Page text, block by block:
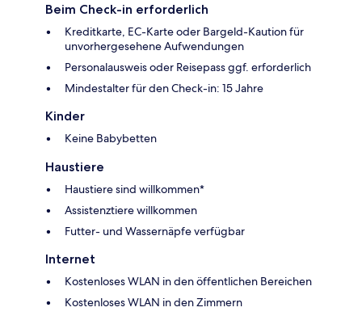
Beim Check-in erforderlich
Kreditkarte, EC-Karte oder Bargeld-Kaution für
unvorhergesehene Aufwendungen
Personalausweis oder Reisepass ggf. erforderlich
Mindestalter für den Check-in: 15 Jahre
Kinder
Keine Babybetten
Haustiere
Haustiere sind willkommen*
Assistenztiere willkommen
Futter- und Wassernäpfe verfügbar
Internet
Kostenloses WLAN in den öffentlichen Bereichen
Kostenloses WLAN in den Zimmern